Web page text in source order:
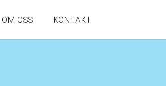
OM OSS KONTAKT